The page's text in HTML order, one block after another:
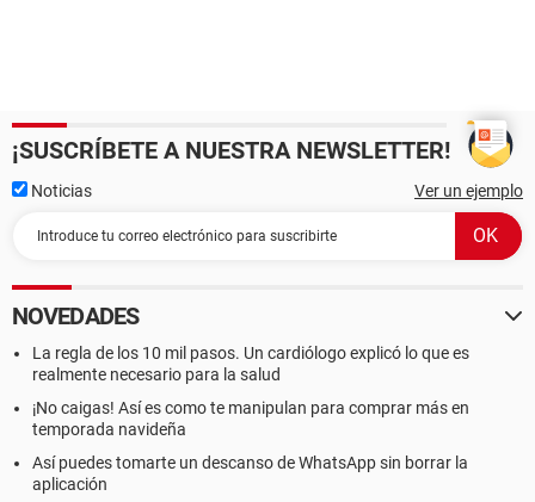
¡SUSCRÍBETE A NUESTRA NEWSLETTER!
Noticias Ver un ejemplo
NOVEDADES
La regla de los 10 mil pasos. Un cardiólogo explicó lo que es
realmente necesario para la salud
¡No caigas! Así es como te manipulan para comprar más en
temporada navideña
Así puedes tomarte un descanso de WhatsApp sin borrar la
aplicación